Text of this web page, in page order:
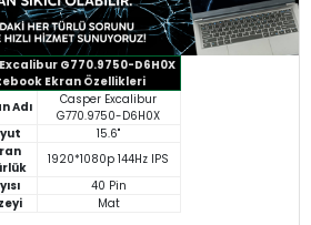
G770.9750-D6H0X
Ekran Özellikleri
Adı
Casper Excalibur
G770.9750-D6H0X
15.6"
1920*1080p 144Hz IPS
40 Pin
Mat